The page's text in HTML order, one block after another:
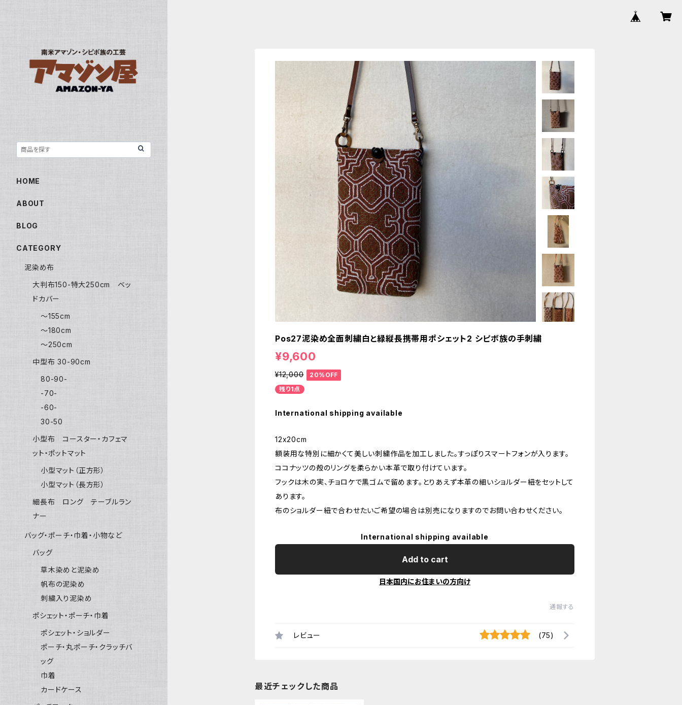
Pos27泥染め全面刺繍白と緑縦長携帯用ポシェット2 シピボ族の手刺繍
¥9,600
¥12,000
20%OFF
残り1点
International shipping available
12x20cm
額装用な特別に細かくて美しい刺繍作品を加工しました。すっぽりスマートフォンが入ります。
ココナッツの殻のリングを柔らかい本革で取り付けています。
フックは木の実、チョロケで黒ゴムで留めます。とりあえず本革の細いショルダー紐をセットして
あります。
布のショルダー紐で合わせたいご希望の場合は別売になりますのでお問い合わせください。
International shipping available
Add to cart
日本国内にお住まいの方向け
通報する
レビュー (75)
最近チェックした商品
HOME
ABOUT
BLOG
CATEGORY
泥染め布
大判布150-特大250cm ベッ
ドカバー
〜155cm
〜180cm
〜250cm
中型布 30-90cm
80-90-
-70-
-60-
30-50
小型布 コースター・カフェマ
ット・ポットマット
小型マット（正方形）
小型マット（長方形）
細長布 ロング テーブルラン
ナー
バッグ・ポーチ・巾着・小物など
バッグ
草木染めと泥染め
帆布の泥染め
刺繍入り泥染め
ポシェット・ポーチ・巾着
ポシェット・ショルダー
ポーチ・丸ポーチ・クラッチバ
ッグ
巾着
カードケース